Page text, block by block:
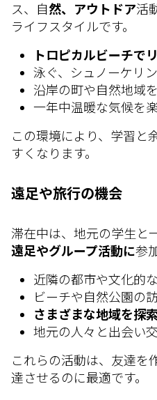
ス、自然、アウトドア活
ライフスタイルです。
トロピカルビーチで
泳ぐ、シュノーケリ
沿岸の町や自然地域
一年中温暖な気候を
この環境により、学習と
すくなります。
遠足や旅行の機会
滞在中は、地元の学生と
遠足やグループ活動に参
近隣の都市や文化的
ビーチや自然公園の
さまざまな地域を探
地元の人々と出会い
これらの活動は、友達を
達させるのに最適です。